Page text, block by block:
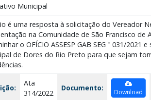
Municipal
é uma resposta à solicitação do Vereador
na Comunidade de São Francisco de
o OFÍCIO ASSESP GAB SEG º 031/2021
de Dores do Rio Preto para que sejam
Ata
314/2022
Documento: Download